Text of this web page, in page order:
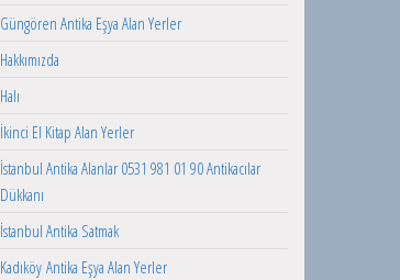
Güngören Antika Eşya Alan Yerler
Hakkımızda
Halı
İkinci El Kitap Alan Yerler
İstanbul Antika Alanlar 0531 981 01 90 Antikacılar
Dükkanı
İstanbul Antika Satmak
Kadıköy Antika Eşya Alan Yerler